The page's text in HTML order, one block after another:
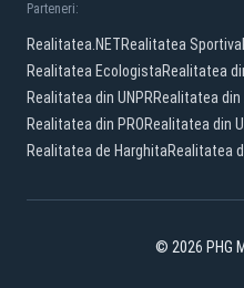
Parteneri:
Realitatea.NETRealitatea Sportiva
Realitatea EcologistaRealitatea
Realitatea din UNPRRealitatea din
Realitatea din PRORealitatea din
Realitatea de HarghitaRealitatea
© 2026 PHG